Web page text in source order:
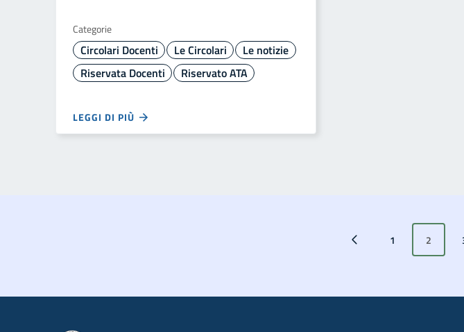
Categorie
Circolari Docenti Le Circolari
Le notizie
Riservata Docenti
Riservato ATA
LEGGI DI PIÙ
Pagina precedente 1 2